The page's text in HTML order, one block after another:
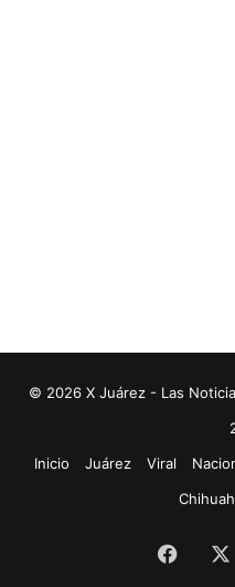
© 2026 X Juárez - Las
Inicio
Juárez Viral